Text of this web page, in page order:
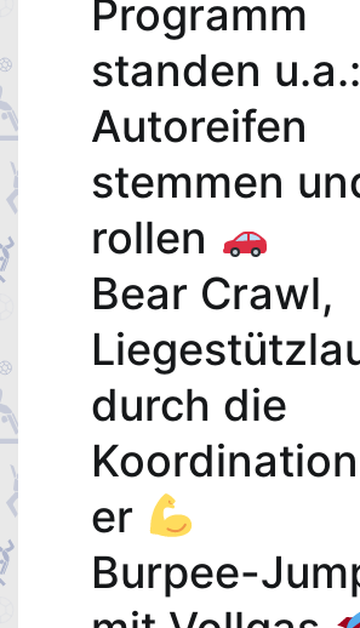
Programm
standen u.a.:
Autoreifen
stemmen
rollen
Bear Crawl,
durch die
er
Burpee-